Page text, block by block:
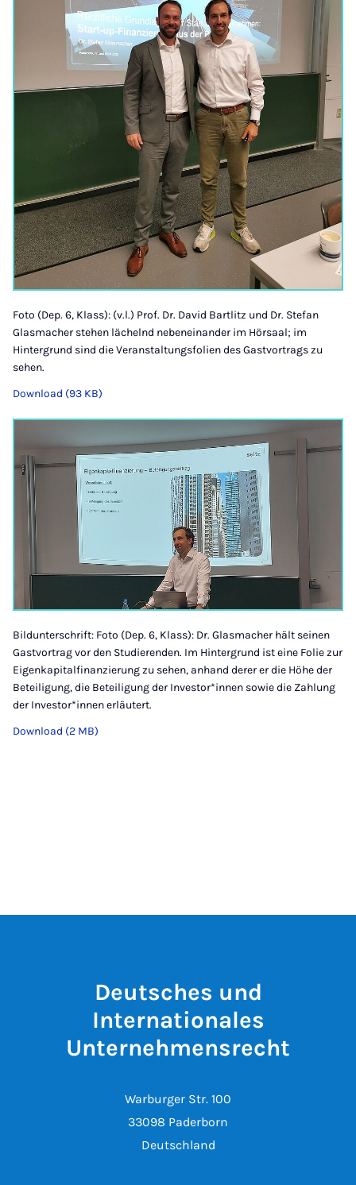
Foto (Dep. 6, Klass): (v.l.) Prof. Dr. David Bartlitz und Dr. Stefan
Glasmacher stehen lächelnd nebeneinander im Hörsaal; im
Hintergrund sind die Veranstaltungsfolien des Gastvortrags zu
sehen.
Download (93 KB)
Bildunterschrift: Foto (Dep. 6, Klass): Dr. Glasmacher hält seinen
Gastvortrag vor den Studierenden. Im Hintergrund ist eine Folie zur
Eigenkapitalfinanzierung zu sehen, anhand derer er die Höhe der
Beteiligung, die Beteiligung der Investor*innen sowie die Zahlung
der Investor*innen erläutert.
Download (2 MB)
Deutsches und
Internationales
Unternehmensrecht
Warburger Str. 100
33098 Paderborn
Deutschland